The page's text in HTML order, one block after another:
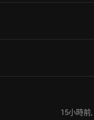
15小時前,